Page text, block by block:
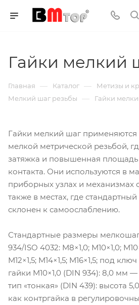
Гайки мелкий
Главная — Каталог — Метизы и
Мелкий шаг резьбы — Гайки
Гайки мелкий шаг применяются
мелкой метрической резьбой,
затяжка и повышенная площадь
контакта. Они используются в
приборных узлах и механизмах
также в местах, где
склонен к самоослаблению.
Стандартные размеры
934/ISO 4032: M8×1,0; M10×1,0;
M12×1,5; M14×1,5; M16×1,5; под
гайки M10×1,0 (DIN 934): 8,0 мм —
тип «тонкая» (DIN 439): высота
как контргайка в